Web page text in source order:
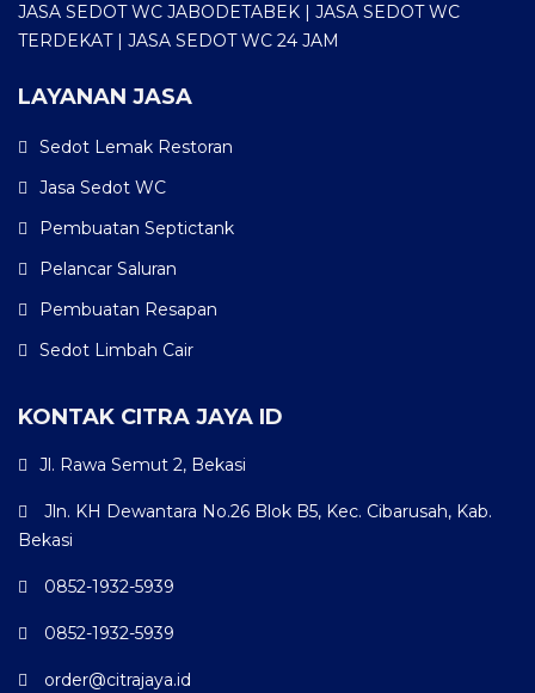
JASA SEDOT WC JABODETABEK | JASA SEDOT WC
TERDEKAT | JASA SEDOT WC 24 JAM
LAYANAN JASA
Sedot Lemak Restoran
Jasa Sedot WC
Pembuatan Septictank
Pelancar Saluran
Pembuatan Resapan
Sedot Limbah Cair
KONTAK CITRA JAYA ID
Jl. Rawa Semut 2, Bekasi
Jln. KH Dewantara No.26 Blok B5, Kec. Cibarusah, Kab.
Bekasi
0852-1932-5939
0852-1932-5939
order@citrajaya.id